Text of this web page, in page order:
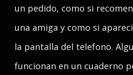
un pedido, como si
una amiga y como si
la pantalla del telefono.
funcionan en un cuaderno